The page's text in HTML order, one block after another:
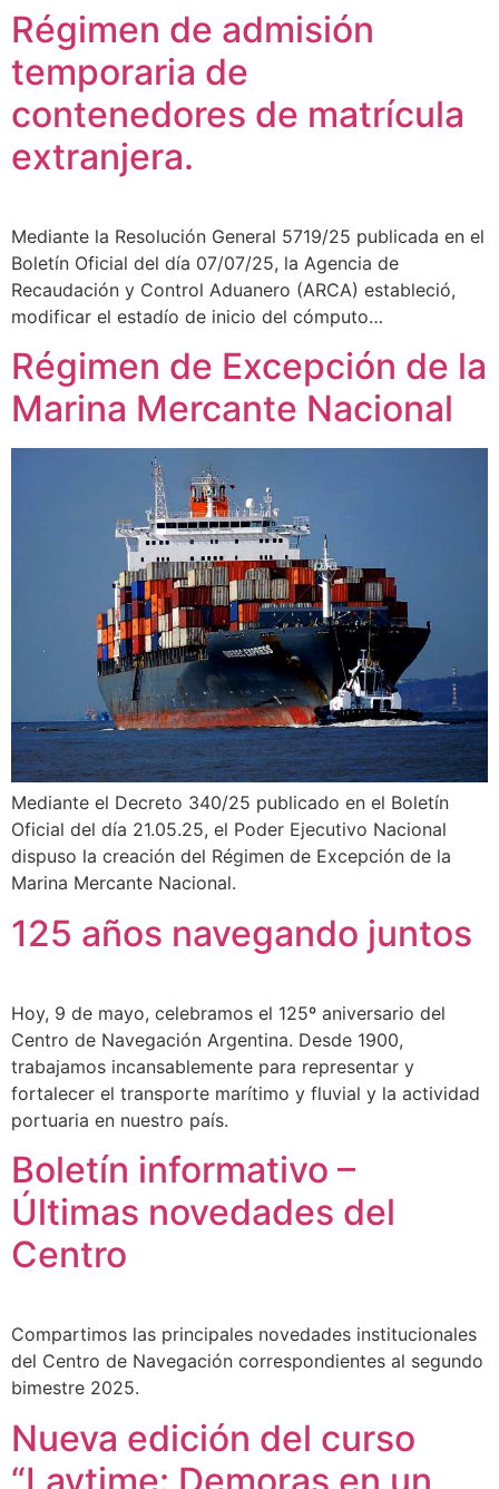
Régimen de admisión
temporaria de
contenedores de matrícula
extranjera.
Mediante la Resolución General 5719/25 publicada en el
Boletín Oficial del día 07/07/25, la Agencia de
Recaudación y Control Aduanero (ARCA) estableció,
modificar el estadío de inicio del cómputo…
Régimen de Excepción de la
Marina Mercante Nacional
Mediante el Decreto 340/25 publicado en el Boletín
Oficial del día 21.05.25, el Poder Ejecutivo Nacional
dispuso la creación del Régimen de Excepción de la
Marina Mercante Nacional.
125 años navegando juntos
Hoy, 9 de mayo, celebramos el 125º aniversario del
Centro de Navegación Argentina. Desde 1900,
trabajamos incansablemente para representar y
fortalecer el transporte marítimo y fluvial y la actividad
portuaria en nuestro país.
Boletín informativo –
Últimas novedades del
Centro
Compartimos las principales novedades institucionales
del Centro de Navegación correspondientes al segundo
bimestre 2025.
Nueva edición del curso
“Laytime: Demoras en un